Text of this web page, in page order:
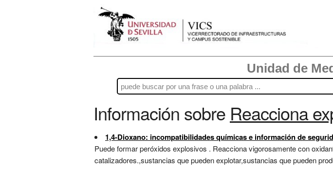
Unidad de
Información sobre Reacciona
1,4-Dioxano: incompatibilidades químicas e información de
Puede formar peróxidos explosivos . Reacciona vigorosamente con
catalizadores.,sustancias que pueden explotar,sustancias que pueden